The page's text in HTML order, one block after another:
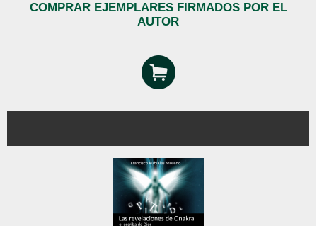
COMPRAR EJEMPLARES FIRMADOS POR EL
AUTOR